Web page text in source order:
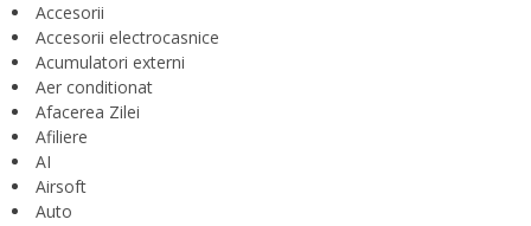
Accesorii
Accesorii electrocasnice
Acumulatori externi
Aer conditionat
Afacerea Zilei
Afiliere
AI
Airsoft
Auto